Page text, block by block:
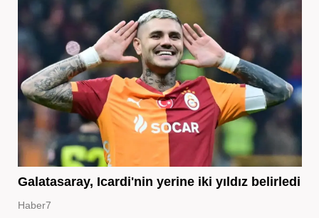
Galatasaray, Icardi'nin yerine iki yıldız belirledi
Haber7